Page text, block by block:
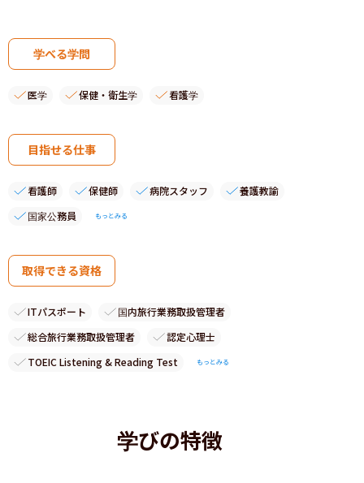
学べる学問
医学 保健・衛生学 看護学
目指せる仕事
看護師 保健師 病院スタッフ
養護教諭
国家公務員
もっとみる
取得できる資格
ITパスポート
国内旅行業務取扱管理者
総合旅行業務取扱管理者
認定心理士
TOEIC Listening & Reading Test
もっとみる
学びの特徴